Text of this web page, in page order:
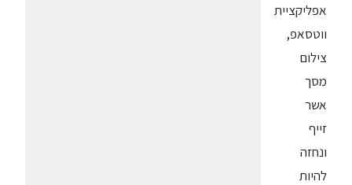
אפליקציית
ווטסאפ,
צילום
מסך
אשר
זייף
ונחזה
להיות